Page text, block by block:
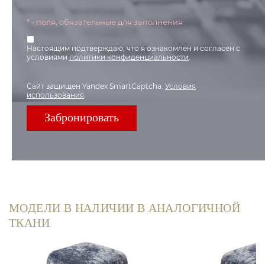
* - поля, обязательные для заполнения
Настоящим подтверждаю, что я ознакомлен и согласен с
условиями политики конфиденциальности.
Сайт защищен Yandex SmartCaptcha. Условия
использования.
МОДЕЛИ В НАЛИЧИИ В АНАЛОГИЧНОЙ
ТКАНИ